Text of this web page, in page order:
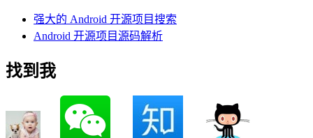
强大的 Android 开源项目搜索
Android 开源项目源码解析
找到我